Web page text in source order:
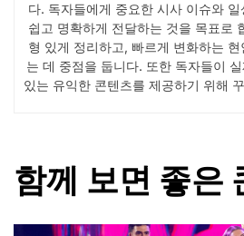
다. 독자들에게 중요한 시사 이슈와
쉽고 명확하게 전달하는 것을 목표로
형 있게 정리하고, 빠르게 변화하는
는 데 중점을 둡니다. 또한 독자들이
있는 유익한 콘텐츠를 제공하기 위해
함께 보면 좋은